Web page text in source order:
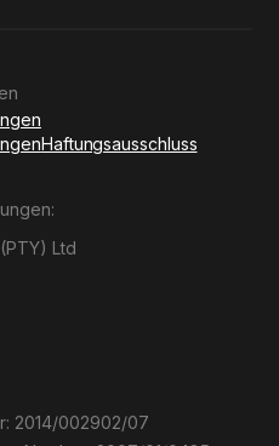
Haftungsausschluss
Ltd
2014/002902/07